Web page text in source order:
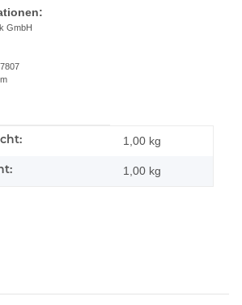
GmbH
1,00 kg
1,00 kg